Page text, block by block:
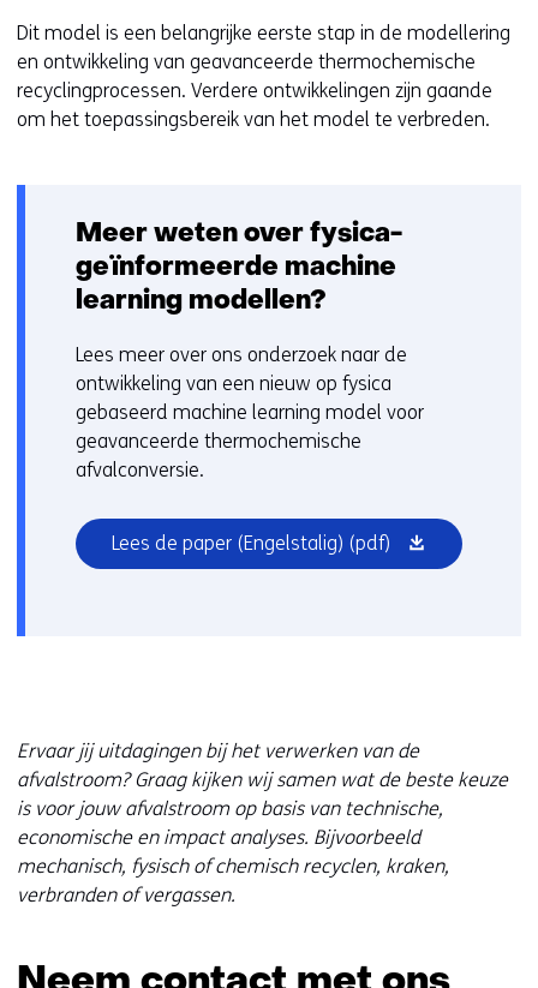
Dit model is een belangrijke eerste stap in de modellering
en ontwikkeling van geavanceerde thermochemische
recyclingprocessen. Verdere ontwikkelingen zijn gaande
om het toepassingsbereik van het model te verbreden.
Meer weten over fysica-
geïnformeerde machine
learning modellen?
Lees meer over ons onderzoek naar de
ontwikkeling van een nieuw op fysica
gebaseerd machine learning model voor
geavanceerde thermochemische
afvalconversie.
Lees de paper (Engelstalig) (pdf) (opent
in
Ervaar jij uitdagingen bij het verwerken van de
afvalstroom? Graag kijken wij samen wat de beste keuze
is voor jouw afvalstroom op basis van technische,
economische en impact analyses. Bijvoorbeeld
mechanisch, fysisch of chemisch recyclen, kraken,
verbranden of vergassen.